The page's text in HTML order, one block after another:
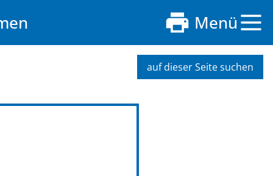
Menü
auf dieser Seite suchen